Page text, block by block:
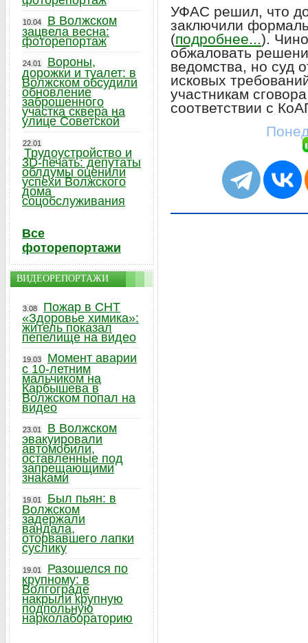
УФАС решил, что
заключили
(подробнее...).
обжаловать
ведомства, но суд
исковых
участникам
соответствии с
10.04
В Волжском
зацвела весна:
фоторепортаж
24.01
Вороны,
дорожки и туалет: в
Волжском обсудили
обновление
заброшенного
участка сквера на
улице Советской
22.01
Трудоустройство и
3D-печать: депутаты
облдумы оценили
успехи Волжского
дома
соцобслуживания
Все
фоторепортажи
ВИДЕОРЕПОРТАЖИ
3.08
Пожар в СНТ
«Здоровье химика»:
житель показал
пепелище на видео
19.03
Момент аварии
с 10-летним
мальчиком на
Карбышева в
Волжском попал на
видео
23.01
В Волжском
эвакуировали
автомобили,
оставленные под
запрещающими
знаками
19.01
Был пьян: в
Волжском
задержали
вандала,
оторвавшего лапки
суслику
19.01
Разошелся по
крупному: в
Волгограде
накрыли крупную
подпольную
нарколабораторию